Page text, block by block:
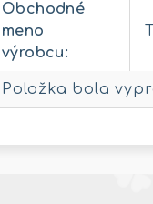
Obchodné
meno
výrobcu:
Položka bola